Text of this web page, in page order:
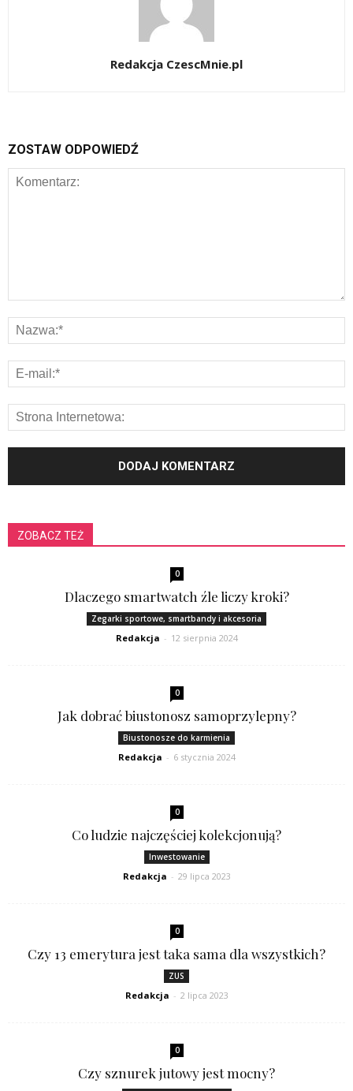
Redakcja CzescMnie.pl
ZOSTAW ODPOWIEDŹ
ZOBACZ TEŻ
0
Dlaczego smartwatch źle liczy kroki?
Zegarki sportowe, smartbandy i akcesoria
Redakcja - 12 sierpnia 2024
0
Jak dobrać biustonosz samoprzylepny?
Biustonosze do karmienia
Redakcja - 6 stycznia 2024
0
Co ludzie najczęściej kolekcjonują?
Inwestowanie
Redakcja - 29 lipca 2023
0
Czy 13 emerytura jest taka sama dla wszystkich?
ZUS
Redakcja - 2 lipca 2023
0
Czy sznurek jutowy jest mocny?